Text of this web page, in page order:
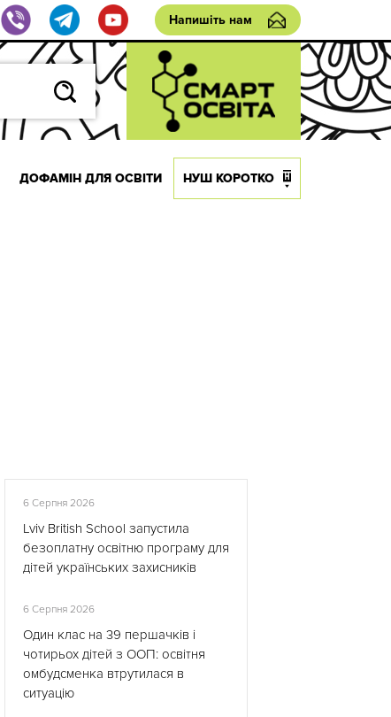
Напишіть нам
ДОФАМІН ДЛЯ ОСВІТИ НУШ КОРОТКО
6 Серпня 2026
Lviv British School запустила
безоплатну освітню програму для
дітей українських захисників
6 Серпня 2026
Один клас на 39 першачків і
чотирьох дітей з ООП: освітня
омбудсменка втрутилася в
ситуацію